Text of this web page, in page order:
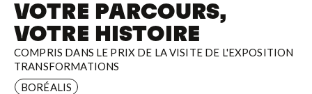
VOTRE PARCOURS,
VOTRE HISTOIRE
COMPRIS DANS LE PRIX DE LA VISITE DE L'EXPOSITION
TRANSFORMATIONS
BORÉALIS